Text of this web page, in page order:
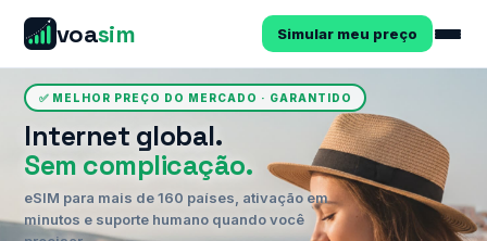
voasim Simular meu preço
✅ MELHOR PREÇO DO MERCADO · GARANTIDO
Internet global.
Sem complicação.
eSIM para mais de 160 países, ativação em
minutos e suporte humano quando você